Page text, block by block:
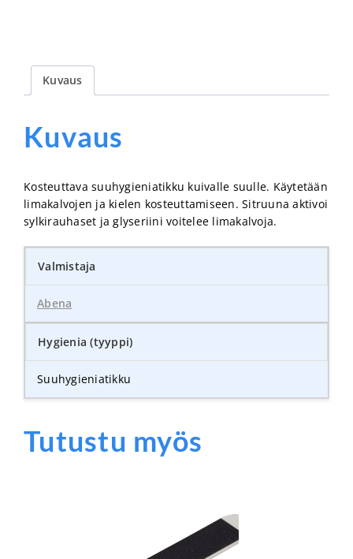
Kuvaus
Kuvaus
Kosteuttava suuhygieniatikku kuivalle suulle. Käytetään
limakalvojen ja kielen kosteuttamiseen. Sitruuna aktivoi
sylkirauhaset ja glyseriini voitelee limakalvoja.
Valmistaja
Abena
Hygienia (tyyppi)
Suuhygieniatikku
Tutustu myös